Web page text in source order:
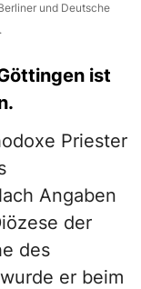
und Deutsche
ist
Priester
Angaben
der
des
er beim